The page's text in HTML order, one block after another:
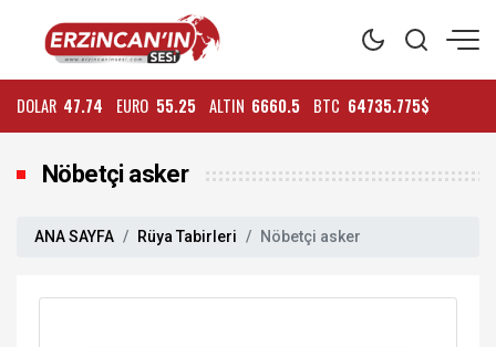
DOLAR 47.74 EURO 55.25 ALTIN 6660.5 BTC 64735.775$
Nöbetçi asker
ANA SAYFA Rüya Tabirleri Nöbetçi asker